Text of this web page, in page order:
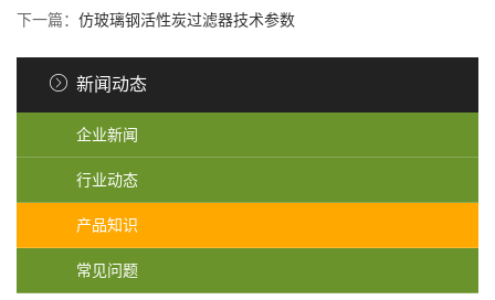
下一篇： 仿玻璃钢活性炭过滤器技术参数
新闻动态
企业新闻
行业动态
产品知识
常见问题